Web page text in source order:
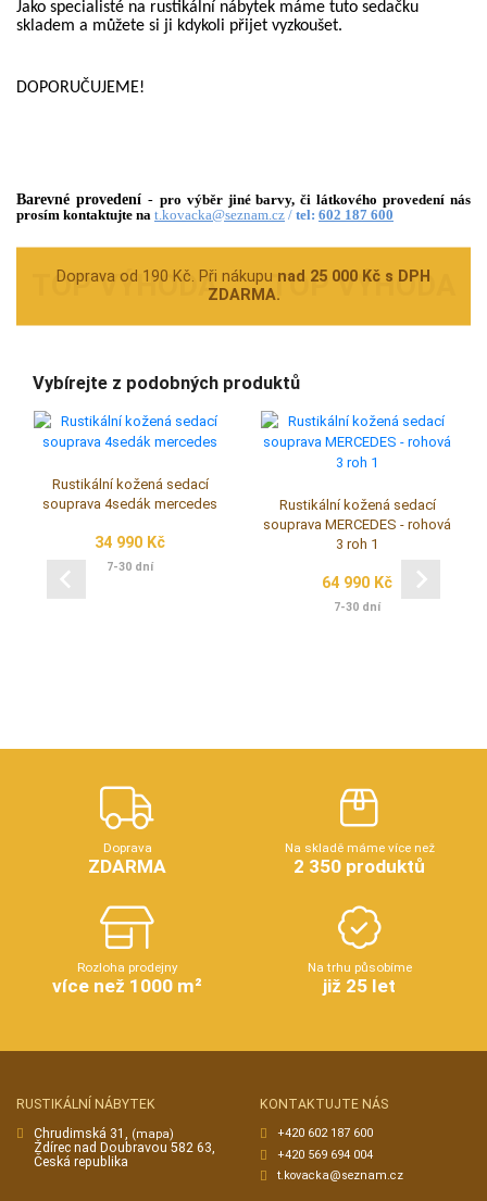
Jako specialisté na rustikální nábytek máme tuto sedačku
skladem a můžete si ji kdykoli přijet vyzkoušet.
DOPORUČUJEME!
Barevné provedení- pro výběr jiné barvy, či látkového provedení nás
prosím kontaktujte na t.kovacka@seznam.cz / tel: 602 187 600
Doprava od 190 Kč. Při nákupu nad 25 000 Kč s DPH
ZDARMA.
Vybírejte z podobných produktů
Rustikální kožená sedací
souprava 4sedák mercedes
34 990 Kč
7-30 dní
Rustikální kožená sedací
souprava MERCEDES - rohová
3 roh 1
64 990 Kč
7-30 dní
Doprava
ZDARMA
Na skladě máme více než
2 350 produktů
Rozloha prodejny
více než 1000 m²
Na trhu působíme
již 25 let
RUSTIKÁLNÍ NÁBYTEK
Chrudimská 31, (mapa)
Ždírec nad Doubravou 582 63,
Česká republika
KONTAKTUJTE NÁS
+420 602 187 600
+420 569 694 004
t.kovacka@seznam.cz